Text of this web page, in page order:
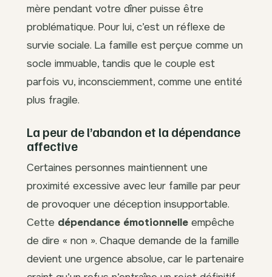
mère pendant votre dîner puisse être
problématique. Pour lui, c’est un réflexe de
survie sociale. La famille est perçue comme un
socle immuable, tandis que le couple est
parfois vu, inconsciemment, comme une entité
plus fragile.
La peur de l’abandon et la dépendance
affective
Certaines personnes maintiennent une
proximité excessive avec leur famille par peur
de provoquer une déception insupportable.
Cette dépendance émotionnelle empêche
de dire « non ». Chaque demande de la famille
devient une urgence absolue, car le partenaire